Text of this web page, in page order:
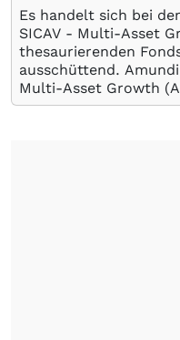
Es handelt sich bei
SICAV - Multi-Asset
thesaurierenden
ausschüttend.
Multi-Asset Growth